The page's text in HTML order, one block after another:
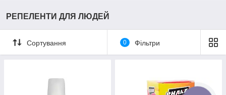
РЕПЕЛЕНТИ ДЛЯ ЛЮДЕЙ
Сортування 0 Фільтри